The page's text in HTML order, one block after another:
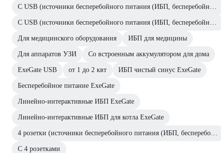
Для медицинского оборудования ИБП для медицины
Для аппаратов УЗИ Со встроенным аккумулятором для дома
ExeGate USB от 1 до 2 квт ИБП чистый синус ExeGate
Бесперебойное питание ExeGate
Линейно-интерактивные ИБП ExeGate
Линейно-интерактивные ИБП для котла ExeGate
С 4 розетками